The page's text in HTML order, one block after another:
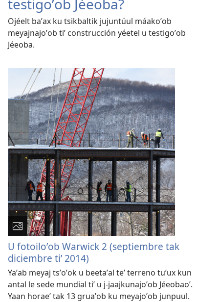
testigoʼob Jéeoba?
Ojéelt baʼax ku tsikbaltik jujuntúul máakoʼob
meyajnajoʼob tiʼ construcción yéetel u testigoʼob
Jéeoba.
U fotoiloʼob Warwick 2 (septiembre tak
diciembre tiʼ 2014)
Yaʼab meyaj tsʼoʼok u beetaʼal teʼ terreno tuʼux kun
antal le sede mundial tiʼ u j-jaajkunajoʼob Jéeobaoʼ.
Yaan horaeʼ tak 13 gruaʼob ku meyajoʼob junpuul.